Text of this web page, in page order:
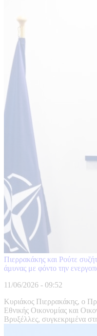
Πιερρακάκης και Ρούτε
άμυνας με φόντο την
11/06/2026 - 09:52
Κυριάκος Πιερρακάκης, ο
Εθνικής Οικονομίας και
Βρυξέλλες, συγκεκριμένα